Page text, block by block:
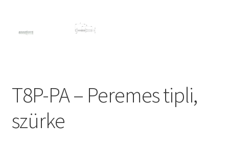
T8P-PA – Peremes tipli,
szürke